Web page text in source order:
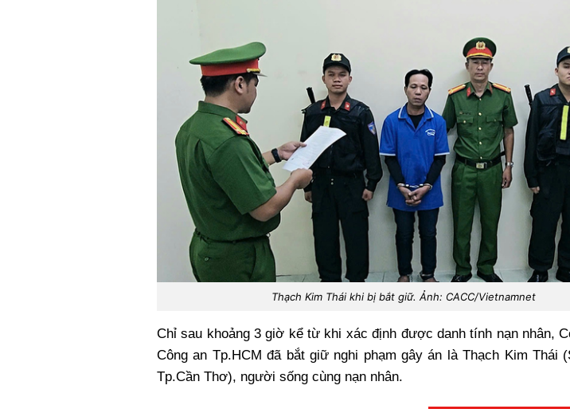
Thạch Kim Thái khi bị bắt giữ. Ảnh: CACC/Vietnamnet
Chỉ sau khoảng 3 giờ kể từ khi xác định được danh tính nạn nhân,
Công an Tp.HCM đã bắt giữ nghi phạm gây án là Thạch Kim Thái
Tp.Cần Thơ), người sống cùng nạn nhân.